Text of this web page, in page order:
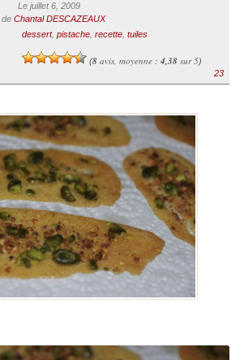
Le juillet 6, 2009
de Chantal DESCAZEAUX
dessert, pistache, recette, tuiles
(8 avis, moyenne : 4,38 sur 5)
23